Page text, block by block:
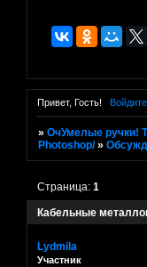
Привет, Гость! Войдите
»ОчУмелые ручки!
Photoshop/ »
Кабельные
Страница:1
Lydmila
Участник